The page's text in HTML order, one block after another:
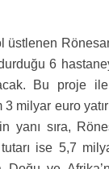
üstlenen
6
Bu proje ile
milyar euro
yanı sıra,
ise 5,7